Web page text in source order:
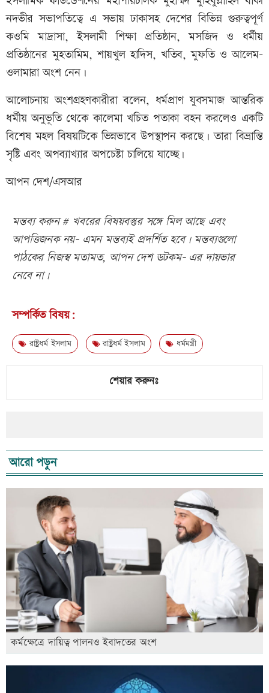
নদভীর সভাপতিত্বে এ সভায় ঢাকাসহ দেশের বিভিন্ন গুরুত্বপূর্ণ
কওমি মাদ্রাসা, ইসলামী শিক্ষা প্রতিষ্ঠান, মসজিদ ও ধর্মীয়
প্রতিষ্ঠানের মুহতামিম, শায়খুল হাদিস, খতিব, মুফতি ও আলেম-
ওলামারা অংশ নেন।
আলোচনায় অংশগ্রহণকারীরা বলেন, ধর্মপ্রাণ যুবসমাজ আন্তরিক
ধর্মীয় অনুভূতি থেকে কালেমা খচিত পতাকা বহন করলেও একটি
বিশেষ মহল বিষয়টিকে ভিন্নভাবে উপস্থাপন করছে। তারা বিভ্রান্তি
সৃষ্টি এবং অপব্যাখ্যার অপচেষ্টা চালিয়ে যাচ্ছে।
আপন দেশ/এসআর
মন্তব্য করুন # খবরের বিষয়বস্তুর সঙ্গে মিল আছে এবং
আপত্তিজনক নয়- এমন মন্তব্যই প্রদর্শিত হবে। মন্তব্যগুলো
পাঠকের নিজস্ব মতামত, আপন দেশ ডটকম- এর দায়ভার
নেবে না।
সম্পর্কিত বিষয়:
রাষ্ট্রধর্ম ইসলাম রাষ্ট্রধর্ম ইসলাম ধর্মমন্ত্রী
শেয়ার করুনঃ
আরো পড়ুন
কর্মক্ষেত্রে দায়িত্ব পালনও ইবাদতের অংশ